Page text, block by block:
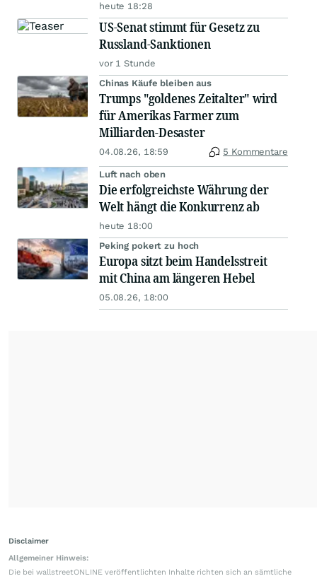
heute 18:28
US-Senat stimmt für Gesetz zu
Russland-Sanktionen
vor 1 Stunde
Chinas Käufe bleiben aus
Trumps "goldenes Zeitalter" wird
für Amerikas Farmer zum
Milliarden-Desaster
04.08.26, 18:59 5 Kommentare
Luft nach oben
Die erfolgreichste Währung der
Welt hängt die Konkurrenz ab
heute 18:00
Peking pokert zu hoch
Europa sitzt beim Handelsstreit
mit China am längeren Hebel
05.08.26, 18:00
Disclaimer
Allgemeiner Hinweis:
Die bei wallstreetONLINE veröffentlichten Inhalte richten sich an sämtliche